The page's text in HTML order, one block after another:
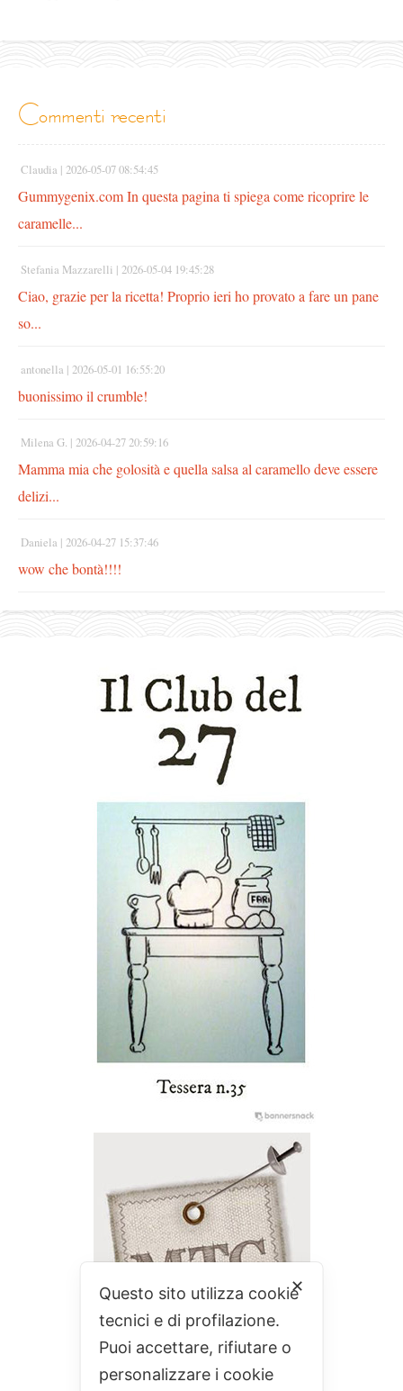
commenti recenti
Claudia | 2026-05-07 08:54:45
Gummygenix.com In questa pagina ti spiega come ricoprire le
caramelle...
Stefania Mazzarelli | 2026-05-04 19:45:28
Ciao, grazie per la ricetta! Proprio ieri ho provato a fare un pane
so...
antonella | 2026-05-01 16:55:20
buonissimo il crumble!
Milena G. | 2026-04-27 20:59:16
Mamma mia che golosità e quella salsa al caramello deve essere
delizi...
Daniela | 2026-04-27 15:37:46
wow che bontà!!!!
✕
Questo sito utilizza cookie
tecnici e di profilazione.
Puoi accettare, rifiutare o
personalizzare i cookie